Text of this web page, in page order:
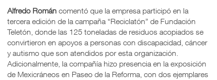
Alfredo Román comentó que la empresa participó en la
tercera edición de la campaña “Reciclatón” de Fundación
Teletón, donde las 125 toneladas de residuos acopiados se
convirtieron en apoyos a personas con discapacidad, cáncer
y autismo que son atendidos por esta organización.
Adicionalmente, la compañía hizo presencia en la exposición
de Mexicráneos en Paseo de la Reforma, con dos ejemplares